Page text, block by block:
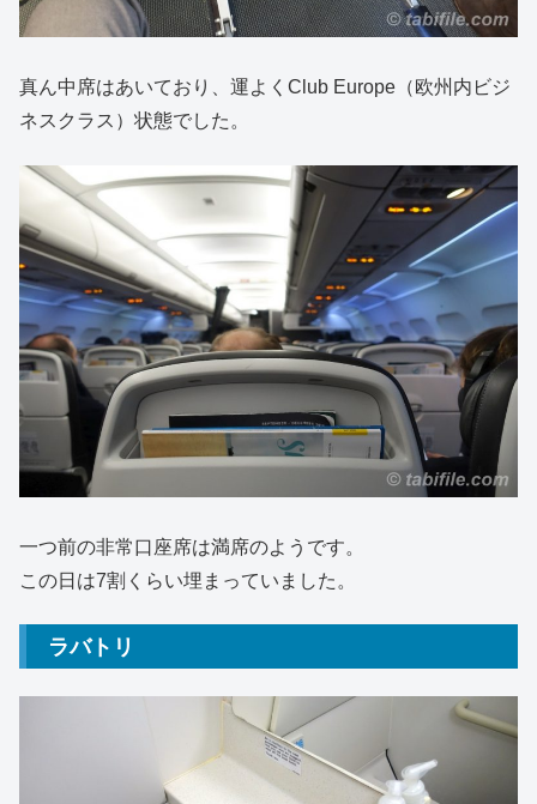
真ん中席はあいており、運よくClub Europe（欧州内ビジ
ネスクラス）状態でした。
一つ前の非常口座席は満席のようです。
この日は7割くらい埋まっていました。
ラバトリ